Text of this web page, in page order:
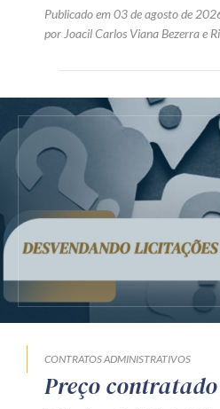
Publicado em 03 de agosto de
por Joacil Carlos Viana Bezerrae
CONTRATOS ADMINISTRATIVOS
Preço contratado